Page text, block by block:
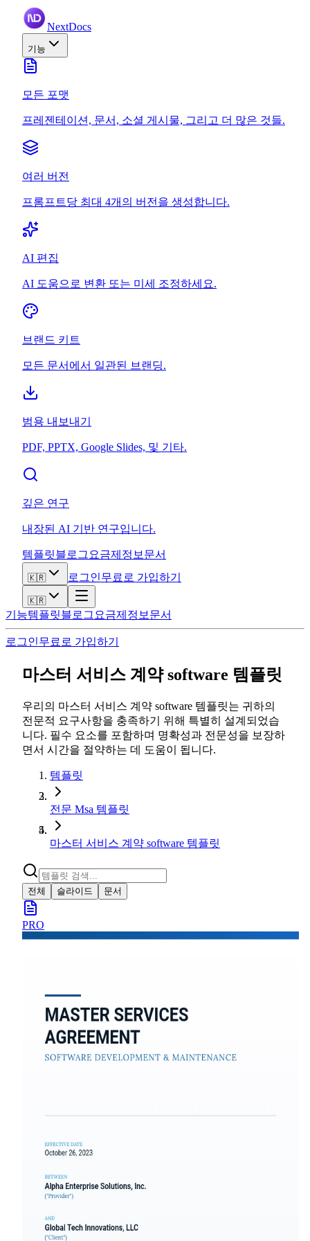
NextDocs
기능
모든 포맷
프레젠테이션, 문서, 소셜 게시물, 그리고 더 많은 것들.
여러 버전
프롬프트당 최대 4개의 버전을 생성합니다.
AI 편집
AI 도움으로 변환 또는 미세 조정하세요.
브랜드 키트
모든 문서에서 일관된 브랜딩.
범용 내보내기
PDF, PPTX, Google Slides, 및 기타.
깊은 연구
내장된 AI 기반 연구입니다.
템플릿블로그 요금제 정보 문서
🇰🇷 로그인무료로 가입하기
🇰🇷
기능템플릿블로그 요금제 정보 문서
로그인무료로 가입하기
마스터 서비스 계약 software 템플릿
우리의 마스터 서비스 계약 software 템플릿는 귀하의
전문적 요구사항을 충족하기 위해 특별히 설계되었습
니다. 필수 요소를 포함하며 명확성과 전문성을 보장하
면서 시간을 절약하는 데 도움이 됩니다.
템플릿
전문 Msa 템플릿
마스터 서비스 계약 software 템플릿
전체 슬라이드 문서
PRO